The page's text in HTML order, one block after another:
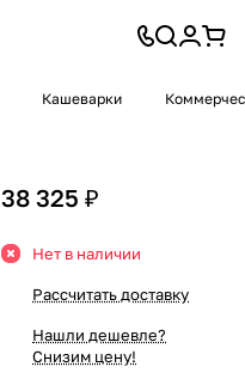
Кашеварки
38 325 ₽
Нет в наличии
Рассчитать доставку
Нашли дешевле?
Снизим цену!